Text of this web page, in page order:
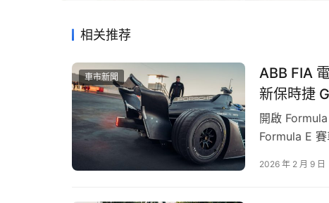
相关推荐
車市新聞
ABB FIA
新保時捷
開啟
Formula E
816 PS（
2026 年 2 月 9 日